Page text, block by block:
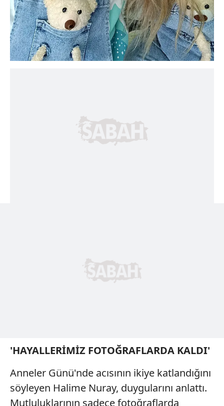
'HAYALLERİMİZ FOTOĞRAFLARDA KALDI'
Anneler Günü'nde acısının ikiye katlandığını
söyleyen Halime Nuray, duygularını anlattı.
Mutluluklarının sadece fotoğraflarda